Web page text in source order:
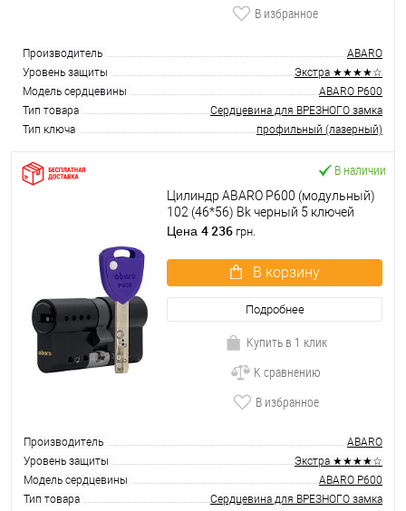
В избранное
Производитель
ABARO
Уровень защиты
Экстра ★★★★☆
Модель сердцевины
ABARO P600
Тип товара
Сердцевина для ВРЕЗНОГО замка
Тип ключа
профильный (лазерный)
В наличии
Цилиндр ABARO P600 (модульный)
102 (46*56) Bk черный 5 ключей
Цена 4 236 грн.
В корзину
Подробнее
Купить в 1 клик
К сравнению
В избранное
Производитель
ABARO
Уровень защиты
Экстра ★★★★☆
Модель сердцевины
ABARO P600
Тип товара
Сердцевина для ВРЕЗНОГО замка